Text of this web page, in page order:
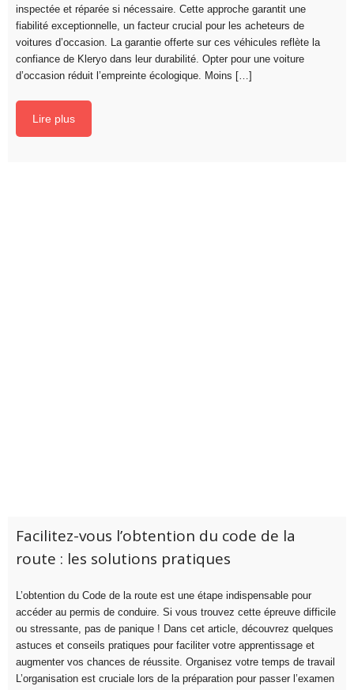
inspectée et réparée si nécessaire. Cette approche garantit une
fiabilité exceptionnelle, un facteur crucial pour les acheteurs de
voitures d’occasion. La garantie offerte sur ces véhicules reflète la
confiance de Kleryo dans leur durabilité. Opter pour une voiture
d’occasion réduit l’empreinte écologique. Moins […]
Lire plus
Facilitez-vous l’obtention du code de la
route : les solutions pratiques
L’obtention du Code de la route est une étape indispensable pour
accéder au permis de conduire. Si vous trouvez cette épreuve difficile
ou stressante, pas de panique ! Dans cet article, découvrez quelques
astuces et conseils pratiques pour faciliter votre apprentissage et
augmenter vos chances de réussite. Organisez votre temps de travail
L’organisation est cruciale lors de la préparation pour passer l’examen